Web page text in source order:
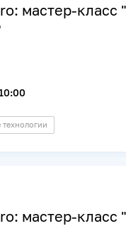
мастер-класс
мастер-класс